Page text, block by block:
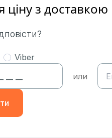
ціну з доставкою
Viber
или